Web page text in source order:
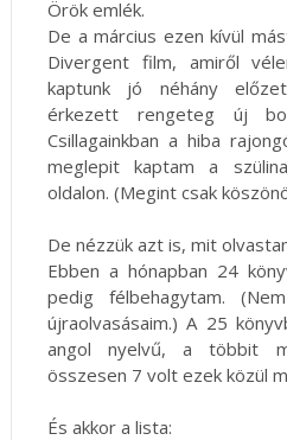
Örök emlék.
De a március ezen kívül
Divergent film, amiről
kaptunk jó néhány
érkezett rengeteg új
Csillagainkban a hiba
meglepit kaptam a
oldalon. (Megint csak
De nézzük azt is, mit
Ebben a hónapban 24
pedig félbehagytam.
újraolvasásaim.) A 25
angol nyelvű, a többit
összesen 7 volt ezek közül
És akkor a lista: